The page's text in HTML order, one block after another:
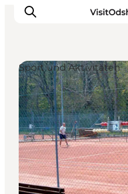
Events
Erlebnisse
Essen
Unterkünfte
Nützliches
Sport und Aktivitäten